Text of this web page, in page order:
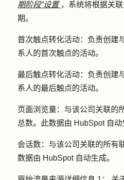
期阶段”设置 ，系统将根据关
期。
首次触点转化活动： 负责创建
系人的首次触点的活动。
最后触点转化活动： 负责创建
系人的最后触点的活动。
页面浏览量： 与该公司关联的
总数。此数据由 HubSpot 自动
会话数： 与该公司关联的所有
数据由 HubSpot 自动生成。